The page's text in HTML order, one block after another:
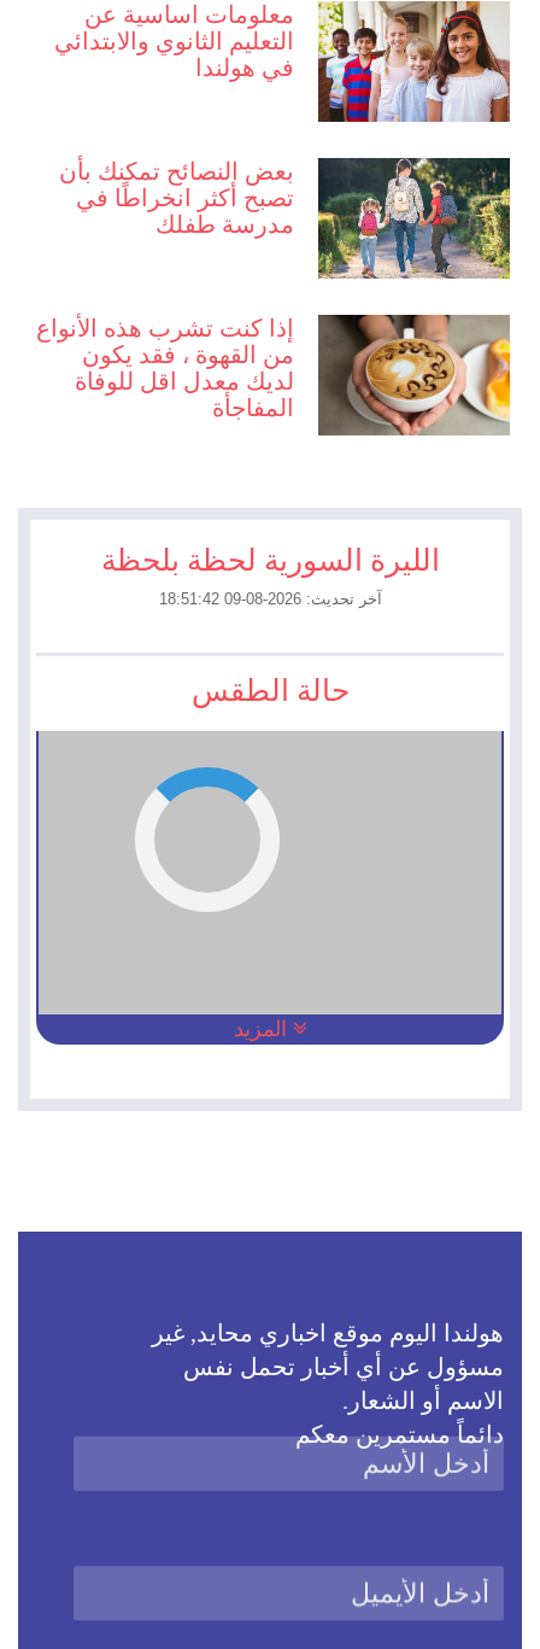
معلومات اساسية عن
التعليم الثانوي والابتدائي
في هولندا
بعض النصائح تمكنك بأن
تصبح أكثر انخراطًا في
مدرسة طفلك
إذا كنت تشرب هذه الأنواع
من القهوة ، فقد يكون
لديك معدل اقل للوفاة
المفاجأة
الليرة السورية لحظة بلحظة
آخر تحديث: 2026-08-09 18:51:42
حالة الطقس
المزيد
هولندا اليوم موقع اخباري محايد, غير
مسؤول عن أي أخبار تحمل نفس
الاسم أو الشعار.
دائماً مستمرين معكم